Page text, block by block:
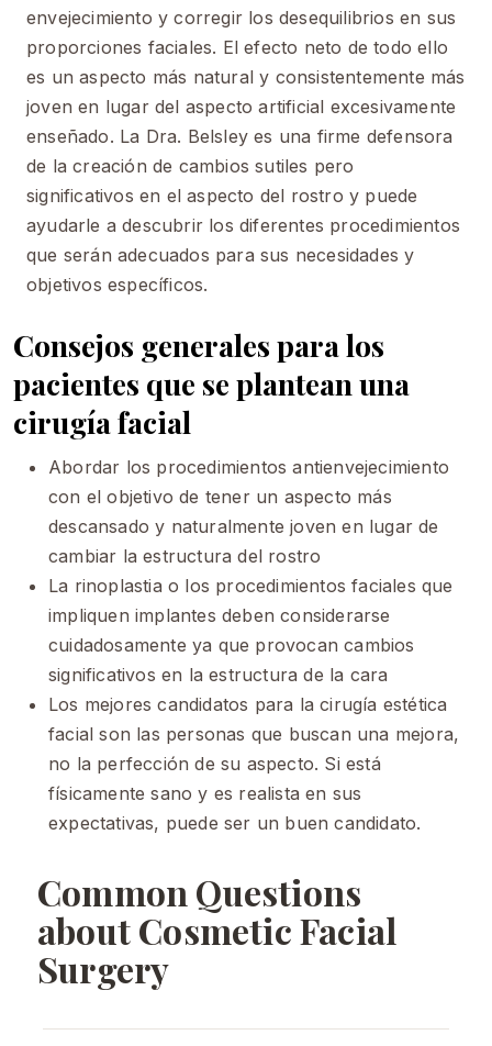
envejecimiento y corregir los desequilibrios en sus
proporciones faciales. El efecto neto de todo ello
es un aspecto más natural y consistentemente más
joven en lugar del aspecto artificial excesivamente
enseñado. La Dra. Belsley es una firme defensora
de la creación de cambios sutiles pero
significativos en el aspecto del rostro y puede
ayudarle a descubrir los diferentes procedimientos
que serán adecuados para sus necesidades y
objetivos específicos.
Consejos generales para los
pacientes que se plantean una
cirugía facial
Abordar los procedimientos antienvejecimiento
con el objetivo de tener un aspecto más
descansado y naturalmente joven en lugar de
cambiar la estructura del rostro
La rinoplastia o los procedimientos faciales que
impliquen implantes deben considerarse
cuidadosamente ya que provocan cambios
significativos en la estructura de la cara
Los mejores candidatos para la cirugía estética
facial son las personas que buscan una mejora,
no la perfección de su aspecto. Si está
físicamente sano y es realista en sus
expectativas, puede ser un buen candidato.
Common Questions
about Cosmetic Facial
Surgery